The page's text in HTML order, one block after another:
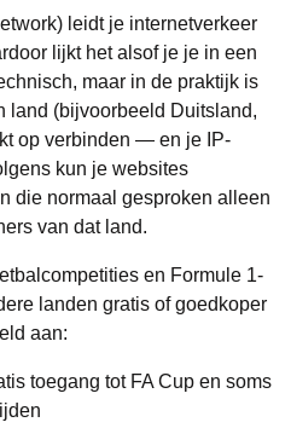
leidt je internetverkeer
lijkt het alsof je je in een
maar in de praktijk is
land (bijvoorbeeld Duitsland,
op verbinden — en je IP-
kun je websites
die normaal gesproken alleen
van dat land.
en Formule 1-
landen gratis of goedkoper
aan:
toegang tot FA Cup en soms